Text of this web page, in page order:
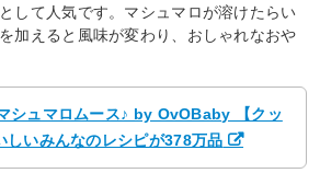
して人気です。マシュマロが溶けたらい
加えると風味が変わり、おしゃれなおや
シュマロムース♪ by OvOBaby 【クッ
しいみんなのレシピが378万品